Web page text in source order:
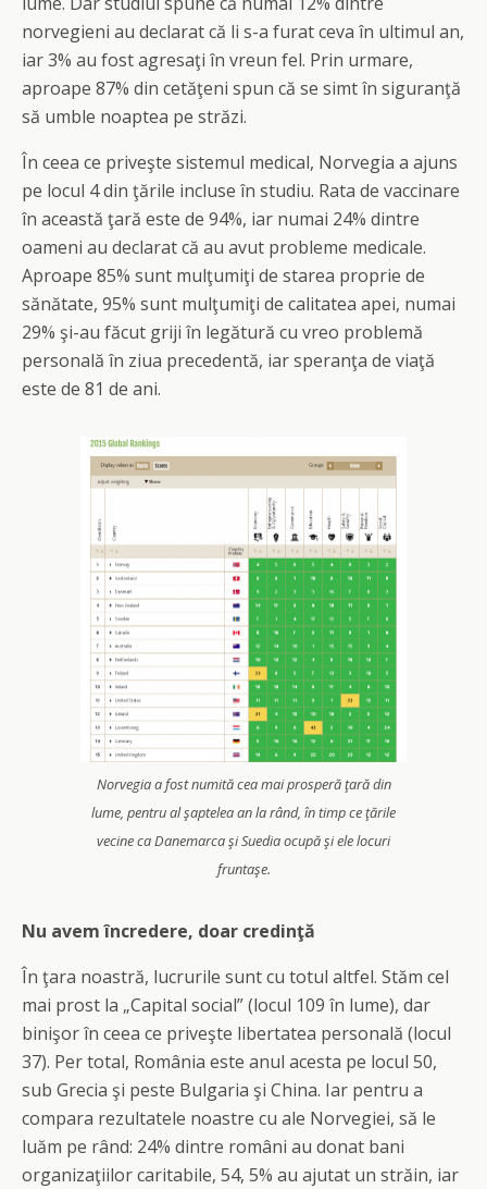
norvegieni au declarat că li s-a furat ceva în ultimul an,
iar 3% au fost agresaţi în vreun fel. Prin urmare,
aproape 87% din cetăţeni spun că se simt în siguranţă
să umble noaptea pe străzi.
În ceea ce priveşte sistemul medical, Norvegia a ajuns
pe locul 4 din ţările incluse în studiu. Rata de vaccinare
în această ţară este de 94%, iar numai 24% dintre
oameni au declarat că au avut probleme medicale.
Aproape 85% sunt mulţumiţi de starea proprie de
sănătate, 95% sunt mulţumiţi de calitatea apei, numai
29% şi-au făcut griji în legătură cu vreo problemă
personală în ziua precedentă, iar speranţa de viaţă
este de 81 de ani.
Norvegia a fost numită cea mai prosperă ţară din
lume, pentru al şaptelea an la rând, în timp ce ţările
vecine ca Danemarca şi Suedia ocupă şi ele locuri
fruntaşe.
Nu avem încredere, doar credinţă
În ţara noastră, lucrurile sunt cu totul altfel. Stăm cel
mai prost la „Capital social” (locul 109 în lume), dar
binişor în ceea ce priveşte libertatea personală (locul
37). Per total, România este anul acesta pe locul 50,
sub Grecia şi peste Bulgaria şi China. Iar pentru a
compara rezultatele noastre cu ale Norvegiei, să le
luăm pe rând: 24% dintre români au donat bani
organizaţiilor caritabile, 54, 5% au ajutat un străin, iar